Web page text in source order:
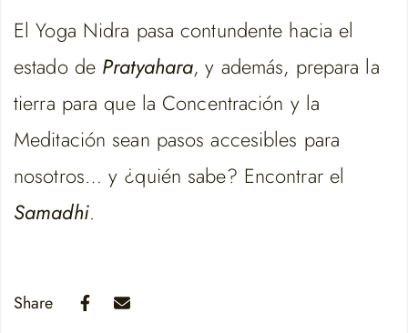
El Yoga Nidra pasa contundente hacia el
estado de Pratyahara, y además, prepara la
tierra para que la Concentración y la
Meditación sean pasos accesibles para
nosotros… y ¿quién sabe? Encontrar el
Samadhi.
Share